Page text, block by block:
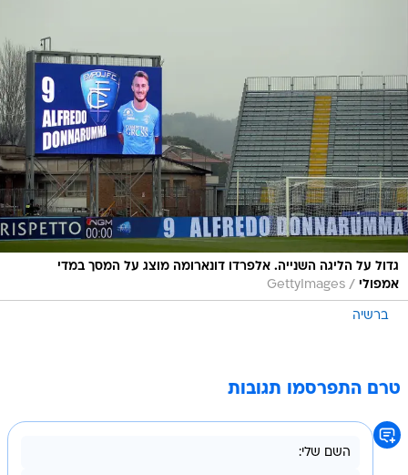
גדול על הליגה השנייה. אלפרדו דונארומה מוצג על המסך במדי
אמפולי /
GettyImages
ברשיה
טרם התפרסמו תגובות